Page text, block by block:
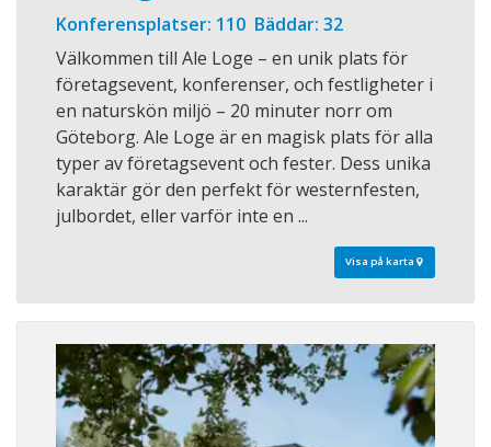
Konferensplatser: 110 Bäddar: 32
Välkommen till Ale Loge – en unik plats för
företagsevent, konferenser, och festligheter i
en naturskön miljö – 20 minuter norr om
Göteborg. Ale Loge är en magisk plats för alla
typer av företagsevent och fester. Dess unika
karaktär gör den perfekt för westernfesten,
julbordet, eller varför inte en ...
Visa på karta